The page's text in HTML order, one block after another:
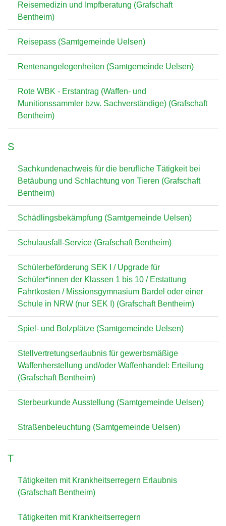
Reisemedizin und Impfberatung (Grafschaft
Bentheim)
Reisepass (Samtgemeinde Uelsen)
Rentenangelegenheiten (Samtgemeinde Uelsen)
Rote WBK - Erstantrag (Waffen- und
Munitionssammler bzw. Sachverständige) (Grafschaft
Bentheim)
S
Sachkundenachweis für die berufliche Tätigkeit bei
Betäubung und Schlachtung von Tieren (Grafschaft
Bentheim)
Schädlingsbekämpfung (Samtgemeinde Uelsen)
Schulausfall-Service (Grafschaft Bentheim)
Schülerbeförderung SEK I / Upgrade für
Schüler*innen der Klassen 1 bis 10 / Erstattung
Fahrtkosten / Missionsgymnasium Bardel oder einer
Schule in NRW (nur SEK I) (Grafschaft Bentheim)
Spiel- und Bolzplätze (Samtgemeinde Uelsen)
Stellvertretungserlaubnis für gewerbsmäßige
Waffenherstellung und/oder Waffenhandel: Erteilung
(Grafschaft Bentheim)
Sterbeurkunde Ausstellung (Samtgemeinde Uelsen)
Straßenbeleuchtung (Samtgemeinde Uelsen)
T
Tätigkeiten mit Krankheitserregern Erlaubnis
(Grafschaft Bentheim)
Tätigkeiten mit Krankheitserregern